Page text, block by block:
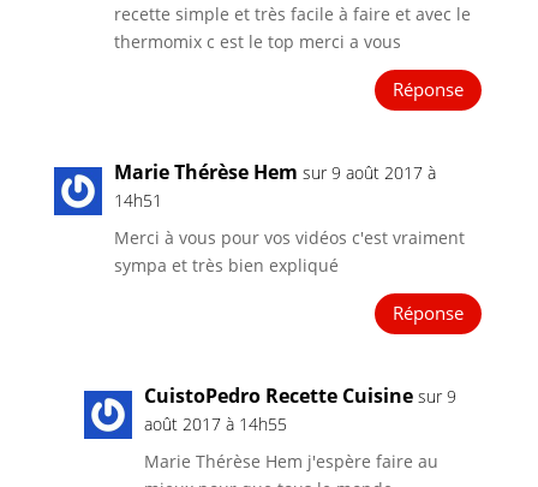
recette simple et très facile à faire et avec le
thermomix c est le top merci a vous
Réponse
Marie Thérèse Hem sur 9 août 2017 à
14h51
Merci à vous pour vos vidéos c'est vraiment
sympa et très bien expliqué
Réponse
CuistoPedro Recette Cuisine sur 9
août 2017 à 14h55
Marie Thérèse Hem j'espère faire au